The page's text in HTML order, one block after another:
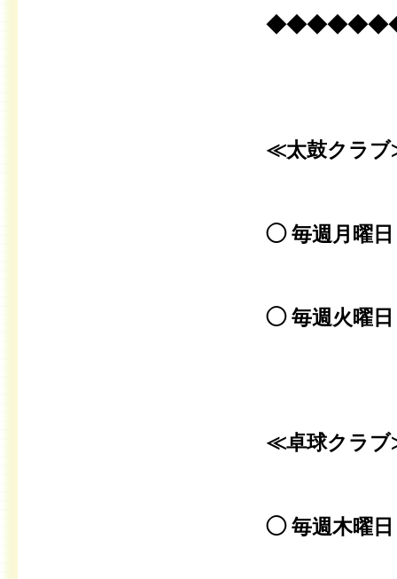
≪太鼓クラ
◯ 毎週月曜
◯ 毎週火曜日
≪卓球クラ
◯ 毎週木曜日